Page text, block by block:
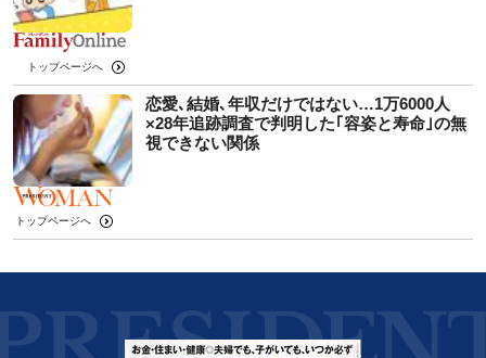
トップページへ
恋愛､結婚､年収だけではない…1万6000人
×28年追跡調査で判明した｢容姿と寿命｣の無
視できない関係
トップページへ